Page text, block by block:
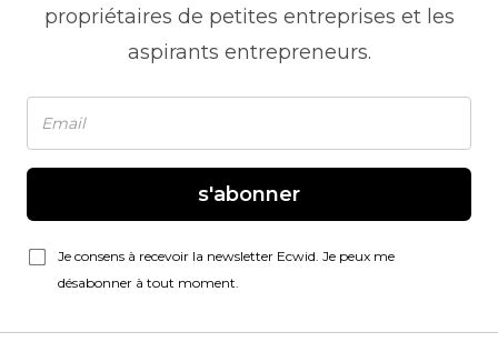
propriétaires de petites entreprises et les
aspirants entrepreneurs.
s'abonner
Je consens à recevoir la newsletter Ecwid. Je peux me
désabonner à tout moment.